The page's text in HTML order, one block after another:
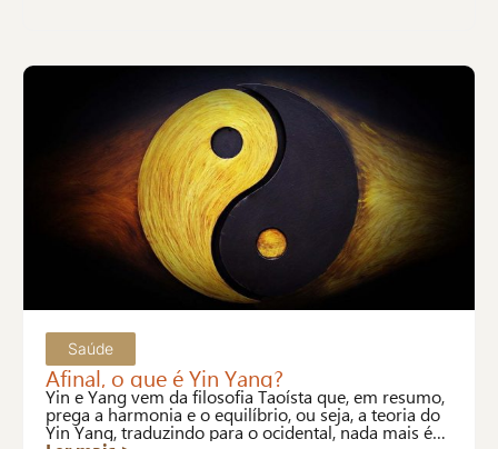
Saúde
Afinal, o que é Yin Yang?
Yin e Yang vem da filosofia Taoísta que, em resumo,
prega a harmonia e o equilíbrio, ou seja, a teoria do
Yin Yang, traduzindo para o ocidental, nada mais é